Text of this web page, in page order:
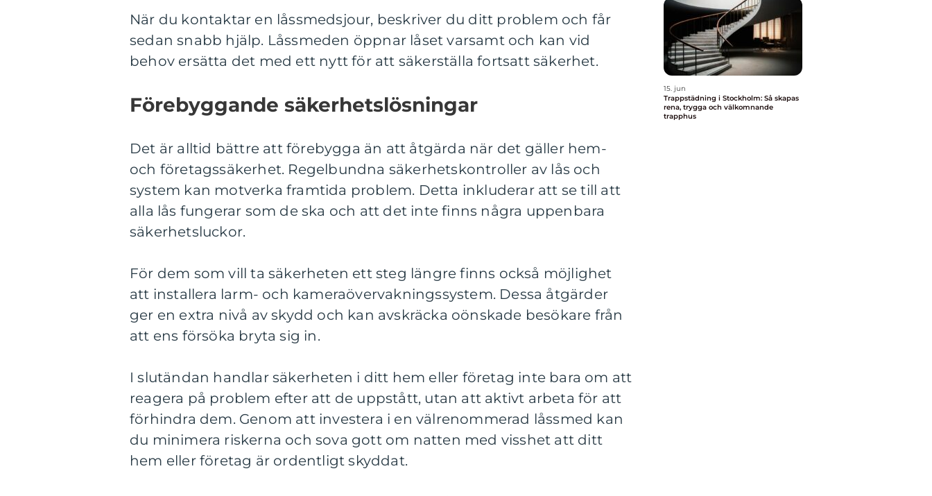
När du kontaktar en låssmedsjour, beskriver du ditt problem och får
sedan snabb hjälp. Låssmeden öppnar låset varsamt och kan vid
behov ersätta det med ett nytt för att säkerställa fortsatt säkerhet.
Förebyggande säkerhetslösningar
Det är alltid bättre att förebygga än att åtgärda när det gäller hem-
och företagssäkerhet. Regelbundna säkerhetskontroller av lås och
system kan motverka framtida problem. Detta inkluderar att se till att
alla lås fungerar som de ska och att det inte finns några uppenbara
säkerhetsluckor.
För dem som vill ta säkerheten ett steg längre finns också möjlighet
att installera larm- och kameraövervakningssystem. Dessa åtgärder
ger en extra nivå av skydd och kan avskräcka oönskade besökare från
att ens försöka bryta sig in.
I slutändan handlar säkerheten i ditt hem eller företag inte bara om att
reagera på problem efter att de uppstått, utan att aktivt arbeta för att
förhindra dem. Genom att investera i en välrenommerad låssmed kan
du minimera riskerna och sova gott om natten med visshet att ditt
hem eller företag är ordentligt skyddat.
15. jun
Trappstädning i Stockholm: Så skapas
rena, trygga och välkomnande
trapphus